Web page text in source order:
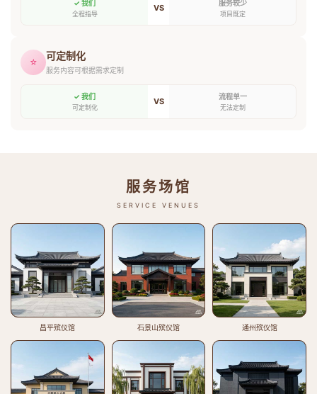
✓ 我们
全程指导
VS 服务较少
项目既定
⭐ 可定制化
服务内容可根据需求定制
✓ 我们
可定制化
VS 流程单一
无法定制
服务场馆
SERVICE VENUES
昌平殡仪馆 石景山殡仪馆 通州殡仪馆